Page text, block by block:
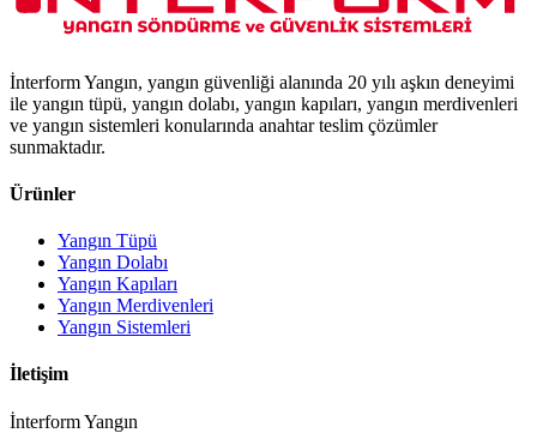
İnterform Yangın, yangın güvenliği alanında 20 yılı aşkın deneyimi
ile yangın tüpü, yangın dolabı, yangın kapıları, yangın merdivenleri
ve yangın sistemleri konularında anahtar teslim çözümler
sunmaktadır.
Ürünler
Yangın Tüpü
Yangın Dolabı
Yangın Kapıları
Yangın Merdivenleri
Yangın Sistemleri
İletişim
İnterform Yangın